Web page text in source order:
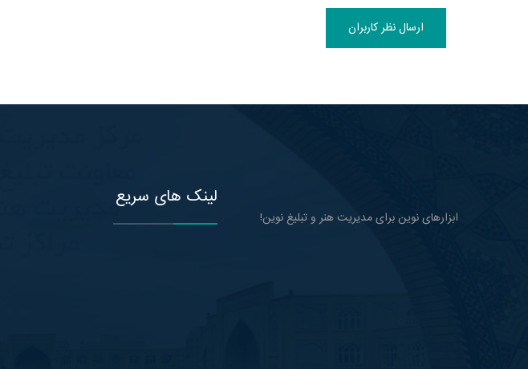
ارسال نظر کاربران
ابزارهای نوین برای مدیریت هنر و تبلیغ نوین!
لینک های سریع